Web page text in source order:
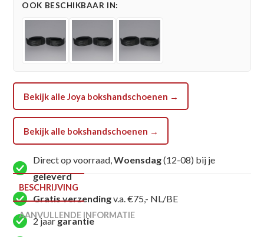
aantal
OOK BESCHIKBAAR IN:
Bekijk alle Joya bokshandschoenen →
Bekijk alle bokshandschoenen →
Direct op voorraad,Woensdag(12-08) bij je
geleverd
Gratis verzendingv.a. €75,- NL/BE
2 jaargarantie
BESCHRIJVING
AANVULLENDE INFORMATIE